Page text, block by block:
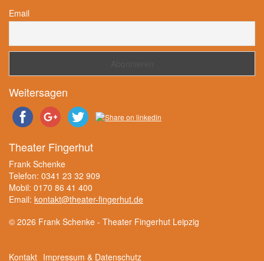
Email
Weitersagen
Theater Fingerhut
Frank Schenke
Telefon: 0341 23 32 909
Mobil: 0170 86 41 400
Email: kontakt@theater-fingerhut.de
© 2026 Frank Schenke - Theater Fingerhut Leipzig
Kontakt Impressum & Datenschutz